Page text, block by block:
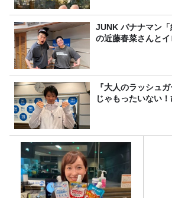
JUNK バナナマン「約３か月ぶりに登場
の近藤春菜さんとイ
『大人のラッシュ
じゃもったいない